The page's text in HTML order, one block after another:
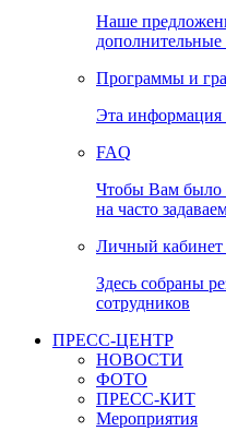
Наше
Программы и
Эта информация
FAQ
Чтобы Вам было
на часто
Личный кабинет
Здесь собраны
сотрудников
ПРЕСС-ЦЕНТР
НОВОСТИ
ФОТО
ПРЕСС-КИТ
Мероприятия